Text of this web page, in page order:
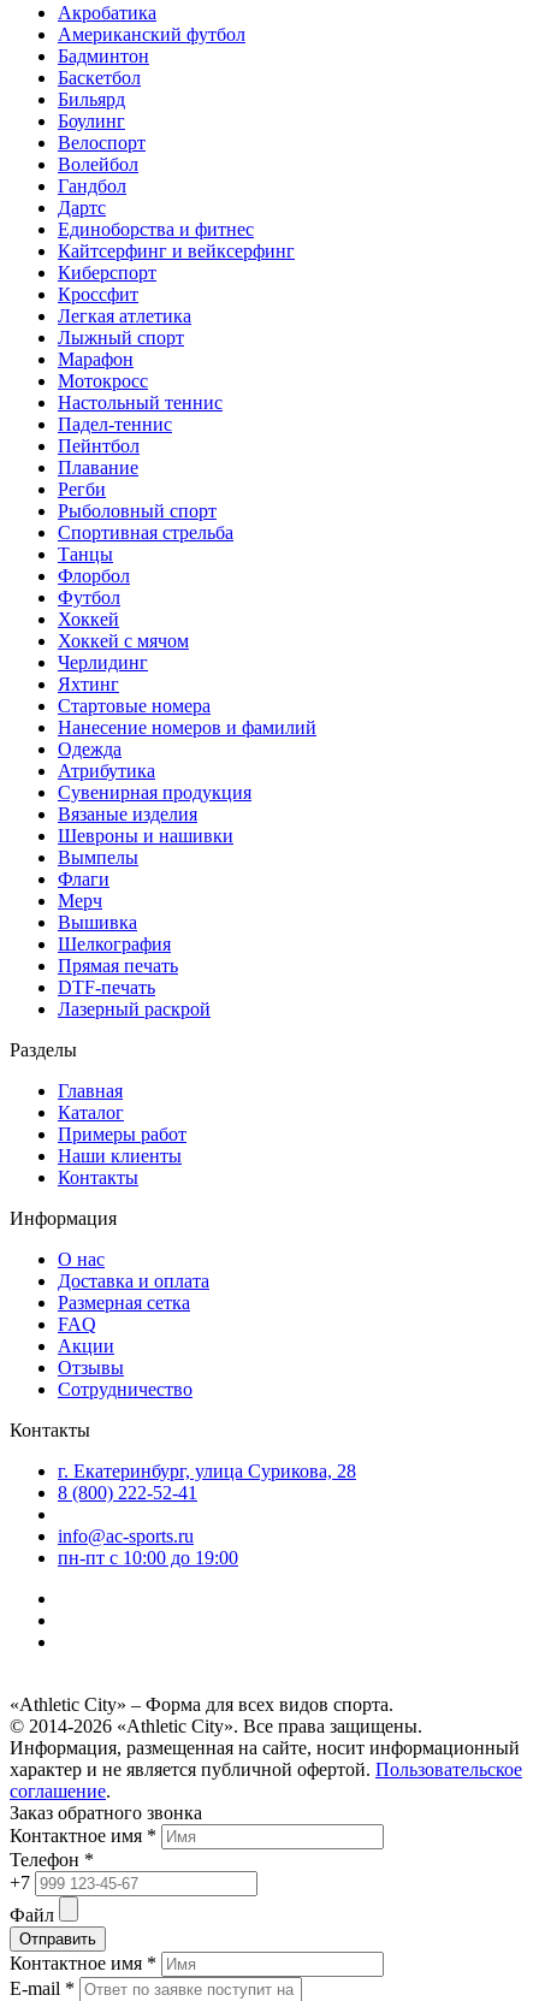
Акробатика
Американский футбол
Бадминтон
Баскетбол
Бильярд
Боулинг
Велоспорт
Волейбол
Гандбол
Дартс
Единоборства и фитнес
Кайтсерфинг и вейксерфинг
Киберспорт
Кроссфит
Легкая атлетика
Лыжный спорт
Марафон
Мотокросс
Настольный теннис
Падел-теннис
Пейнтбол
Плавание
Регби
Рыболовный спорт
Спортивная стрельба
Танцы
Флорбол
Футбол
Хоккей
Хоккей с мячом
Черлидинг
Яхтинг
Стартовые номера
Нанесение номеров и фамилий
Одежда
Атрибутика
Сувенирная продукция
Вязаные изделия
Шевроны и нашивки
Вымпелы
Флаги
Мерч
Вышивка
Шелкография
Прямая печать
DTF-печать
Лазерный раскрой
Разделы
Главная
Каталог
Примеры работ
Наши клиенты
Контакты
Информация
О нас
Доставка и оплата
Размерная сетка
FAQ
Акции
Отзывы
Сотрудничество
Контакты
г. Екатеринбург, улица Сурикова, 28
8 (800) 222-52-41
info@ac-sports.ru
пн-пт c 10:00 до 19:00
«Athletic City» – Форма для всех видов спорта.
© 2014-2026 «Athletic City». Все права защищены.
Информация, размещенная на сайте, носит информационный
характер и не является публичной офертой. Пользовательское
соглашение.
Заказ обратного звонка
Контактное имя *
Телефон *
+7
Файл
Отправить
Контактное имя *
E-mail *